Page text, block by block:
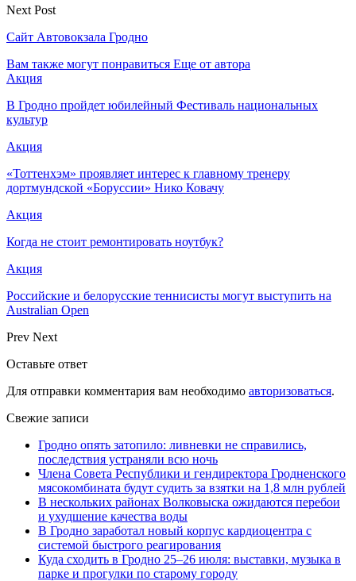
Next Post
Сайт Автовокзала Гродно
Вам также могут понравиться Еще от автора
Акция
В Гродно пройдет юбилейный Фестиваль национальных
культур
Акция
«Тоттенхэм» проявляет интерес к главному тренеру
дортмундской «Боруссии» Нико Ковачу
Акция
Когда не стоит ремонтировать ноутбук?
Акция
Российские и белорусские теннисисты могут выступить на
Australian Open
Prev Next
Оставьте ответ
Для отправки комментария вам необходимо авторизоваться.
Свежие записи
Гродно опять затопило: ливневки не справились,
последствия устраняли всю ночь
Члена Совета Республики и гендиректора Гродненского
мясокомбината будут судить за взятки на 1,8 млн рублей
В нескольких районах Волковыска ожидаются перебои
и ухудшение качества воды
В Гродно заработал новый корпус кардиоцентра с
системой быстрого реагирования
Куда сходить в Гродно 25–26 июля: выставки, музыка в
парке и прогулки по старому городу